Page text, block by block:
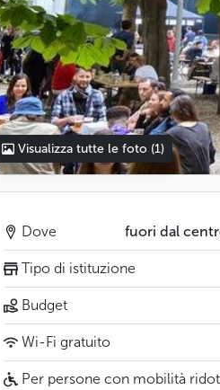
Visualizza tutte le foto (1)
Dove fuori dal
Tipo di istituzione
Budget
Wi-Fi gratuito
Per persone con mobilità